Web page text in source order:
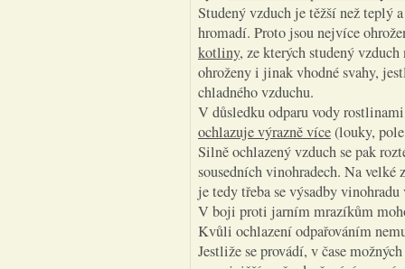
Studený vzduch je těžší než teplý
hromadí. Proto jsou nejvíce
kotliny, ze kterých studený
ohroženy i jinak vhodné svahy,
chladného vzduchu.
V důsledku odparu vody
ochlazuje výrazně více(louky,
Silně ochlazený vzduch se pak
sousedních vinohradech. Na
je tedy třeba se výsadby
V boji proti jarním mrazíkům
Kvůli ochlazení odpařováním
Jestliže se provádí, v čase